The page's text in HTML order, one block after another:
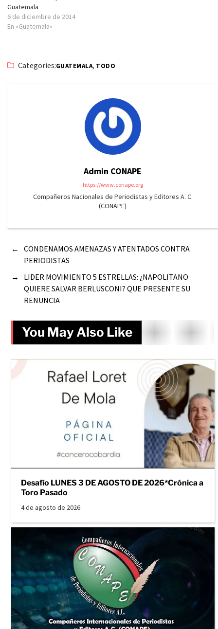
Guatemala
6 de diciembre de 2014
En «Guatemala»
Categories:GUATEMALA, TODO
Admin CONAPE
https://www.conape.org
Compañeros Nacionales de Periodistas y Editores A. C.
(CONAPE)
←
CONDENAMOS AMENAZAS Y ATENTADOS CONTRA
PERIODISTAS
→
LIDER MOVIMIENTO 5 ESTRELLAS: ¿NAPOLITANO
QUIERE SALVAR BERLUSCONI? QUE PRESENTE SU
RENUNCIA
You May Also Like
Desafío LUNES 3 DE AGOSTO DE 2026*Crónica a
Toro Pasado
4 de agosto de 2026